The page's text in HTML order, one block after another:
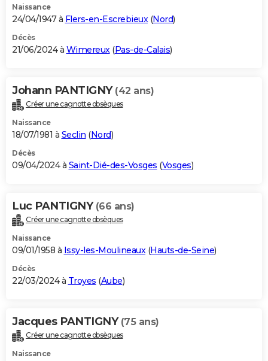
Naissance
24/04/1947 à Flers-en-Escrebieux(Nord)
Décès
21/06/2024 à Wimereux(Pas-de-Calais)
Johann PANTIGNY (42 ans)
Créer une cagnotte obsèques
Naissance
18/07/1981 à Seclin (Nord)
Décès
09/04/2024 à Saint-Dié-des-Vosges (Vosges)
Luc PANTIGNY (66 ans)
Créer une cagnotte obsèques
Naissance
09/01/1958 à Issy-les-Moulineaux(Hauts-de-Seine)
Décès
22/03/2024 à Troyes (Aube)
Jacques PANTIGNY (75 ans)
Créer une cagnotte obsèques
Naissance